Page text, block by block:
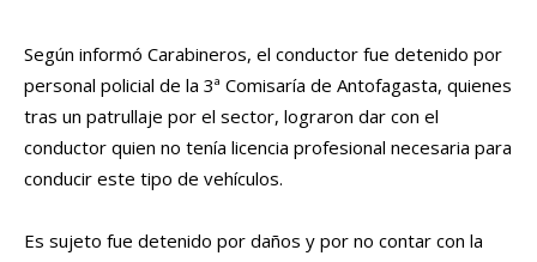
Según informó Carabineros, el conductor fue detenido por
personal policial de la 3ª Comisaría de Antofagasta, quienes
tras un patrullaje por el sector, lograron dar con el
conductor quien no tenía licencia profesional necesaria para
conducir este tipo de vehículos.
Es sujeto fue detenido por daños y por no contar con la